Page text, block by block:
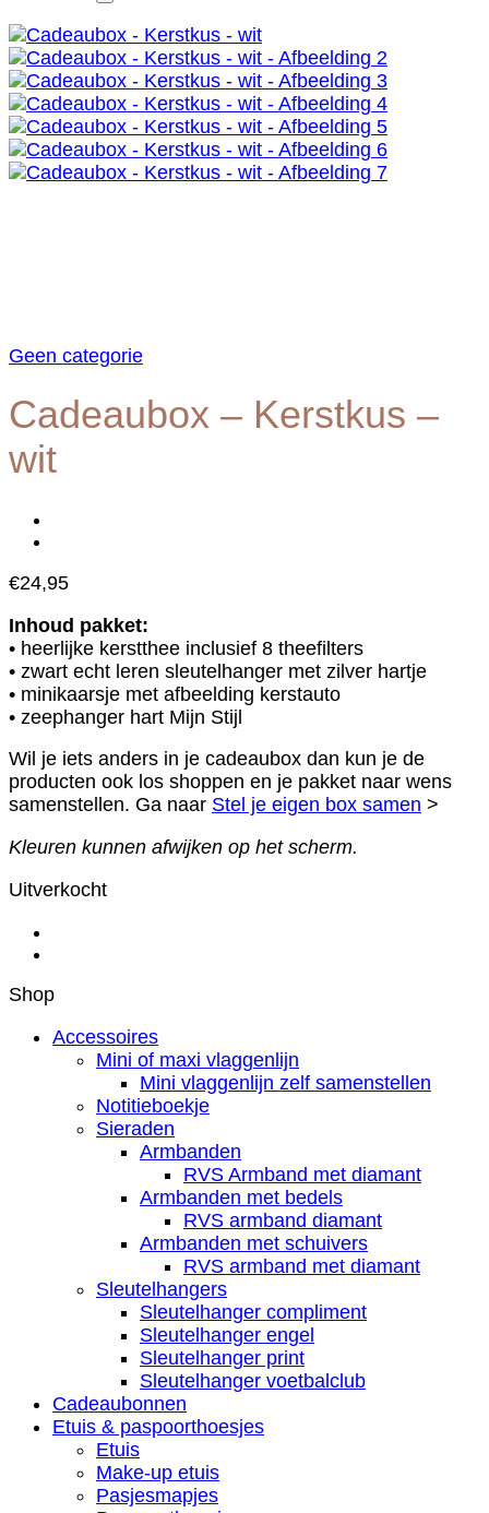
Geen categorie
Cadeaubox – Kerstkus –
wit
€24,95
Inhoud pakket:
• heerlijke kerstthee inclusief 8 theefilters
• zwart echt leren sleutelhanger met zilver hartje
• minikaarsje met afbeelding kerstauto
• zeephanger hart Mijn Stijl
Wil je iets anders in je cadeaubox dan kun je de
producten ook los shoppen en je pakket naar wens
samenstellen. Ga naar Stel je eigen box samen >
Kleuren kunnen afwijken op het scherm.
Uitverkocht
Shop
Accessoires
Mini of maxi vlaggenlijn
Mini vlaggenlijn zelf samenstellen
Notitieboekje
Sieraden
Armbanden
RVS Armband met diamant
Armbanden met bedels
RVS armband diamant
Armbanden met schuivers
RVS armband met diamant
Sleutelhangers
Sleutelhanger compliment
Sleutelhanger engel
Sleutelhanger print
Sleutelhanger voetbalclub
Cadeaubonnen
Etuis & paspoorthoesjes
Etuis
Make-up etuis
Pasjesmapjes